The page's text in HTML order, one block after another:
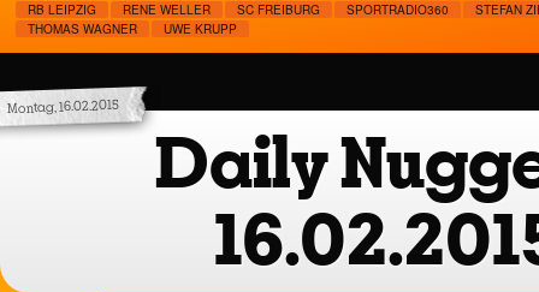
RB LEIPZIG
RENE WELLER SC FREIBURG SPORTRADIO360
STEFAN
THOMAS WAGNER
UWE KRUPP
Montag, 16.02.2015
Daily